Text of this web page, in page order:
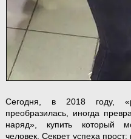
Сегодня, в 2018 году,
преобразилась, иногда
наряд», купить который
человек. Секрет успеха